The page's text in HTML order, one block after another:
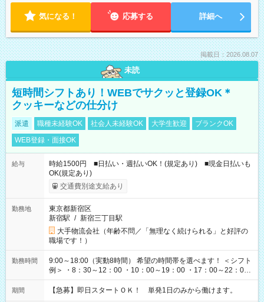
気になる！ 応募する 詳細へ
掲載日：2026.08.07
未読
短時間シフトあり！WEBでサクッと登録OK＊
クッキーなどの仕分け
派遣 職種未経験OK 社会人未経験OK 大学生歓迎
ブランクOK
WEB登録・面接OK
給与
時給1500円 ■日払い・週払いOK！(規定あり) ■現金日払いも
OK(規定あり)
交通費別途支給あり
勤務地
東京都新宿区
新宿駅 / 新宿三丁目駅
大手物流会社（年齢不問／「無理なく続けられる」と好評の
職場です！）
勤務時間
9:00～18:00（実動8時間） 希望の時間帯を選べます！ ＜シフト
例＞ ・8：30～12：00 ・10：00～19：00 ・17：00～22：00
・13：00～22：00 ・22：00～翌6：00 など
期間 【急募】即日スタートＯＫ！ 単発1日のみから働けます。